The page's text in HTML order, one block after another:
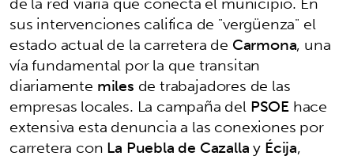
sus intervenciones califica de "vergüenza" el
estado actual de la carretera de Carmona, una
vía fundamental por la que transitan
diariamente miles de trabajadores de las
empresas locales. La campaña delPSOEhace
extensiva esta denuncia a las conexiones por
carretera conLa Puebla de CazallayÉcija,